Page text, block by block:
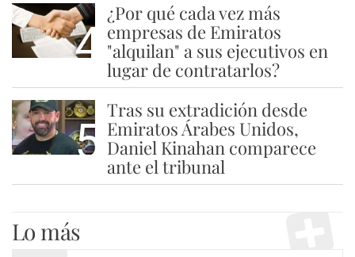
4
¿Por qué cada vez más
empresas de Emiratos
"alquilan" a sus ejecutivos en
lugar de contratarlos?
5
Tras su extradición desde
Emiratos Árabes Unidos,
Daniel Kinahan comparece
ante el tribunal
Lo más